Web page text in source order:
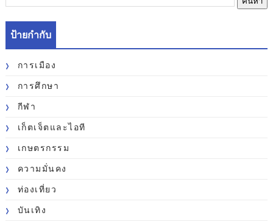
ป้ายกำกับ
การเมือง
การศึกษา
กีฬา
เก็ตเจ็ตและไอที
เกษตรกรรม
ความมั่นคง
ท่องเที่ยว
บันเทิง